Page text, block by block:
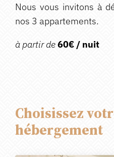
Nous vous invitons à
nos 3 appartements.
à partir de60€ / nuit
Choisissez
hébergement